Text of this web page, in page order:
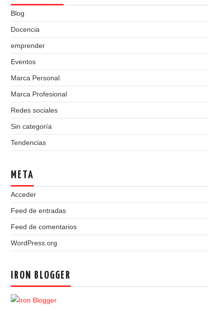
Blog
Docencia
emprender
Eventos
Marca Personal
Marca Profesional
Redes sociales
Sin categoría
Tendencias
META
Acceder
Feed de entradas
Feed de comentarios
WordPress.org
IRON BLOGGER